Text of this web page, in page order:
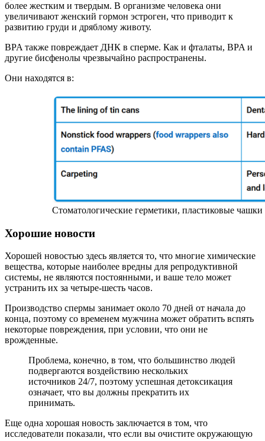
более жестким и твердым. В организме человека они
увеличивают женский гормон эстроген, что приводит к
развитию груди и дряблому животу.
BPA также повреждает ДНК в сперме. Как и фталаты, BPA и
другие бисфенолы чрезвычайно распространены.
Они находятся в:
Cтоматологические герметики, пластиковые
Хорошие новости
Хорошей новостью здесь является то, что многие химические
вещества, которые наиболее вредны для репродуктивной
системы, не являются постоянными, и ваше тело может
устранить их за четыре-шесть часов.
Производство спермы занимает около 70 дней от начала до
конца, поэтому со временем мужчина может обратить вспять
некоторые повреждения, при условии, что они не
врожденные.
Проблема, конечно, в том, что большинство людей
подвергаются воздействию нескольких
источников 24/7, поэтому успешная детоксикация
означает, что вы должны прекратить их
принимать.
Еще одна хорошая новость заключается в том, что
исследователи показали, что если вы очистите окружающую